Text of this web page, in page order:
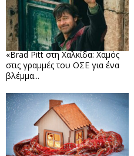
«Brad Pitt στη Χαλκίδα: Χαμός
στις γραμμές του ΟΣΕ για ένα
βλέμμα...